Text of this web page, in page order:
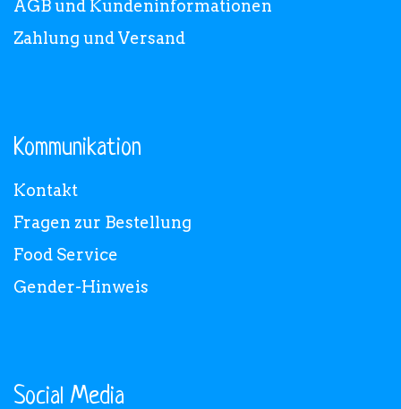
AGB und Kundeninformationen
Zahlung und Versand
Kommunikation
Kontakt
Fragen zur Bestellung
Food Service
Gender-Hinweis
Social Media